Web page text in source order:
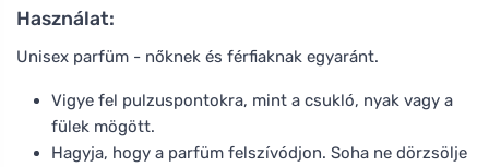
Használat:
Unisex parfüm - nőknek és férfiaknak egyaránt.
Vigye fel pulzuspontokra, mint a csukló, nyak vagy a
fülek mögött.
Hagyja, hogy a parfüm felszívódjon. Soha ne dörzsölje